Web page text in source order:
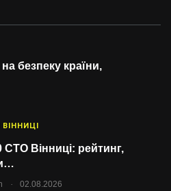
безпеку країни,
Вінниці: рейтинг,
. 02.08.2026